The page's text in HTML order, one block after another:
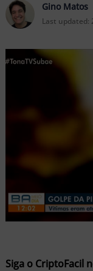
Gino Matos
Last updated:
Siga o CriptoFacil